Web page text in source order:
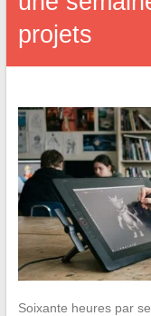
projets
Soixante heures par